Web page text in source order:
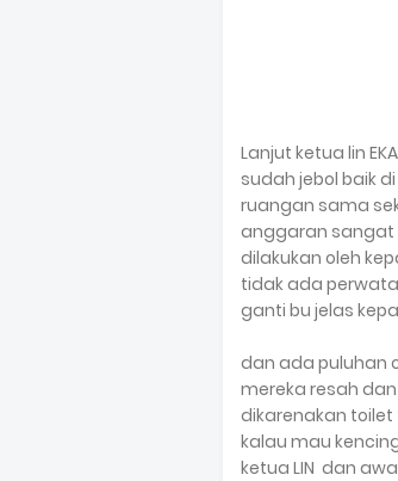
Lanjut ketua lin
sudah jebol baik
ruangan sama
anggaran sangat
dilakukan oleh
tidak ada
ganti bu jelas
dan ada puluhan
mereka resah
dikarenakan toilet
kalau mau
ketua LIN dan